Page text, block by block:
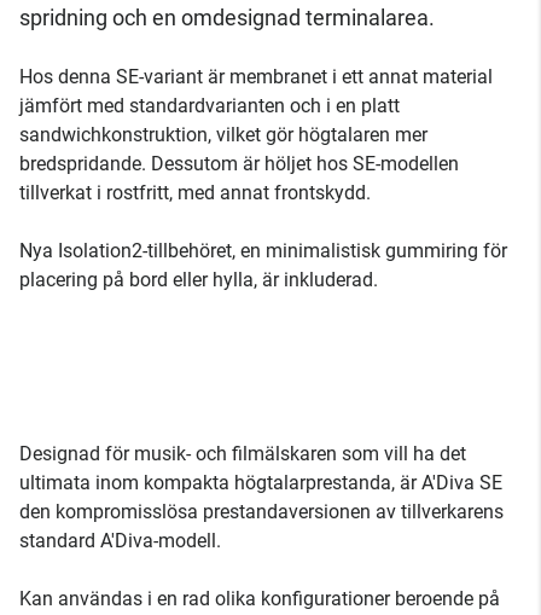
spridning och en omdesignad terminalarea.
Hos denna SE-variant är membranet i ett annat material
jämfört med standardvarianten och i en platt
sandwichkonstruktion, vilket gör högtalaren mer
bredspridande. Dessutom är höljet hos SE-modellen
tillverkat i rostfritt, med annat frontskydd.
Nya Isolation2-tillbehöret, en minimalistisk gummiring för
placering på bord eller hylla, är inkluderad.
Designad för musik- och filmälskaren som vill ha det
ultimata inom kompakta högtalarprestanda, är A'Diva SE
den kompromisslösa prestandaversionen av tillverkarens
standard A'Diva-modell.
Kan användas i en rad olika konfigurationer beroende på